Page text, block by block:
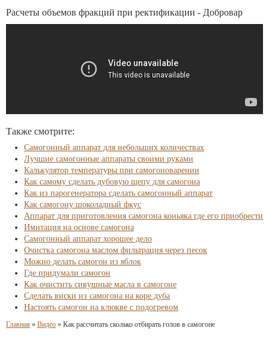
Расчеты объемов фракций при ректификации - Добровар
Также смотрите:
Самогонный аппарат для небольших количествах
Лучшие самогонные аппараты своими руками
Калькулятор температуры при самогоноварении
Как самому сделать дубовую щепу для самогона
Как из парогенератора сделать самогонный аппарат
Как самогону шоколадный фкус
Аппарат для приготовления самогона коньяка где его приобрести
Имитация на основе самогона
Самогонный аппарат хорошее дело
Очистка самогона маслом фильтрация через песок
Можно делать самогон из яблок
Где придумали самогон
Как очистить сивушные масла в самогоне
Сделать виски из самогона на коре дуба
Настоять самогон на клюкве с подогревом
Главная » Видео » Как рассчитать сколько отбирать голов в самогоне